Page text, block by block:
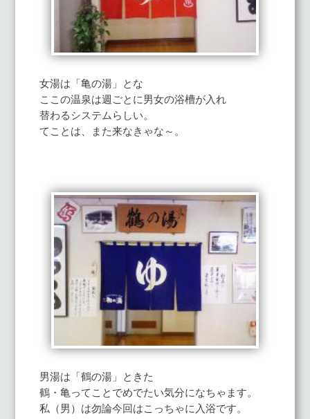
女湯は「亀の湯」とな
ここの温泉は週ごとに男女の浴槽が入れ
替わるシステムらしい。
てことは、また来なきゃな～。
男湯は「鶴の湯」ときた
鶴・亀ってことでめでたい気分になちゃます。
私（男）は勿論今回はこっちゃに入浴です。